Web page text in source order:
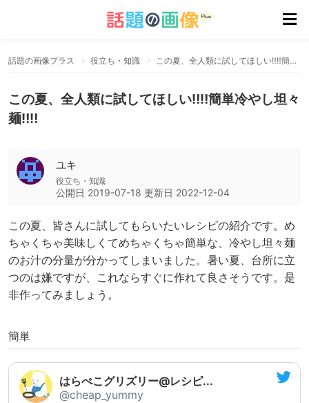
話題の画像プラス 役立ち・知識 この夏、全人類に試してほしい‼︎‼︎簡単冷やし坦々麺‼︎‼︎
この夏、全人類に試してほしい‼︎‼︎簡単冷やし坦々
麺‼︎‼︎
ユキ
役立ち・知識
公開日 2019-07-18 更新日 2022-12-04
この夏、皆さんに試してもらいたいレシピの紹介です。め
ちゃくちゃ美味しくてめちゃくちゃ簡単な、冷やし坦々麺
のお汁の分量が分かってしまいました。暑い夏、台所に立
つのは嫌ですが、これならすぐに作れて良さそうです。是
非作ってみましょう。
簡単
はらぺこグリズリー@レシピ...
@cheap_yummy